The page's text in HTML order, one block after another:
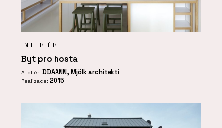
INTERIÉR
Byt pro hosta
Ateliér: DDAANN, Mjölk architekti
Realizace: 2015